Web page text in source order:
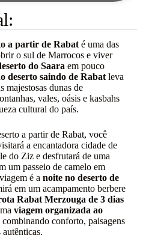
a partir de Rabat é uma das
o sul de Marrocos e viver
do Saara em pouco
deserto saindo de Rabat leva
majestosas dunas de
vales, oásis e kasbahs
cultural do país.
a partir de Rabat, você
a encantadora cidade de
do Ziz e desfrutará de uma
um passeio de camelo em
é a noite no deserto de
em um acampamento berbere
Rabat Merzouga de 3 dias
viagem organizada ao
combinando conforto, paisagens
autênticas.